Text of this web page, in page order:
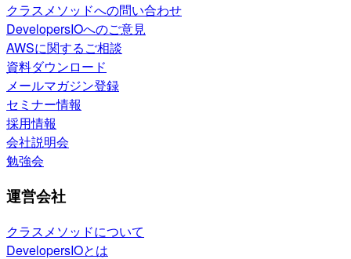
クラスメソッドへの問い合わせ
DevelopersIOへのご意見
AWSに関するご相談
資料ダウンロード
メールマガジン登録
セミナー情報
採用情報
会社説明会
勉強会
運営会社
クラスメソッドについて
DevelopersIOとは